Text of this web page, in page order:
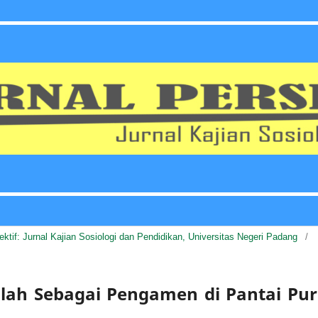
Jurnal Kajian Sosiologi dan Pendidikan, Universitas Negeri Padang /
Sebagai Pengamen di Pantai